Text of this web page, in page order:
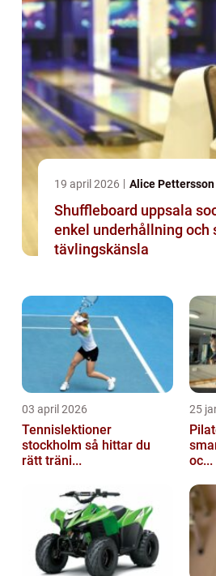
19 april 2026 Alice Pettersson
Shuffleboard uppsala socialt spel,
enkel underhållning och
tävlingskänsla
03 april 2026
Tennislektioner
stockholm så hittar du
rätt träni...
25
oc...